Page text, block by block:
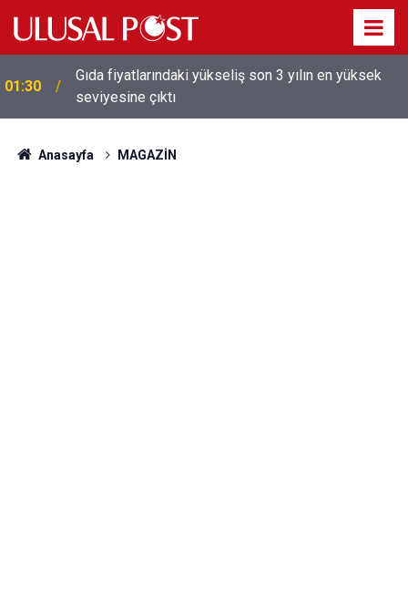
01:26
Galatasaray'dan sekiz kişi hakkında savcılığa suç
duyurusu
Anasayfa MAGAZİN